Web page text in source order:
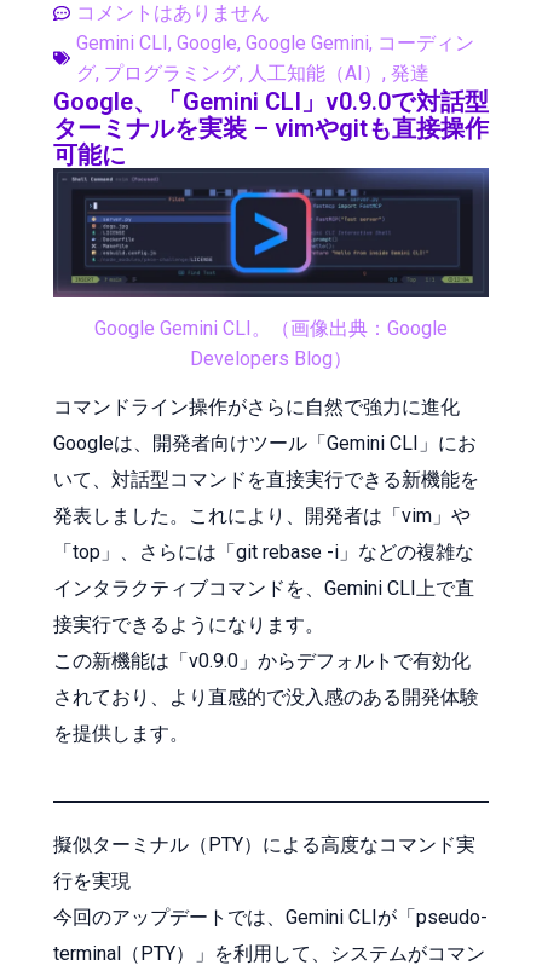
コメントはありません
Gemini CLI, Google, Google Gemini, コーディン
グ, プログラミング, 人工知能（AI） , 発達
Google、「Gemini CLI」v0.9.0で対話型
ターミナルを実装 – vimやgitも直接操作
可能に
Google Gemini CLI。（画像出典：Google
Developers Blog）
コマンドライン操作がさらに自然で強力に進化
Googleは、開発者向けツール「Gemini CLI」にお
いて、対話型コマンドを直接実行できる新機能を
発表しました。これにより、開発者は「vim」や
「top」、さらには「git rebase -i」などの複雑な
インタラクティブコマンドを、Gemini CLI上で直
接実行できるようになります。
この新機能は「v0.9.0」からデフォルトで有効化
されており、より直感的で没入感のある開発体験
を提供します。
擬似ターミナル（PTY）による高度なコマンド実
行を実現
今回のアップデートでは、Gemini CLIが「pseudo-
terminal（PTY）」を利用して、システムがコマン